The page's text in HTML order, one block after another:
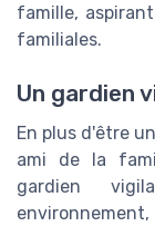
famille,
familiales.
Un gardien
En plus d'être
ami de la
gardien